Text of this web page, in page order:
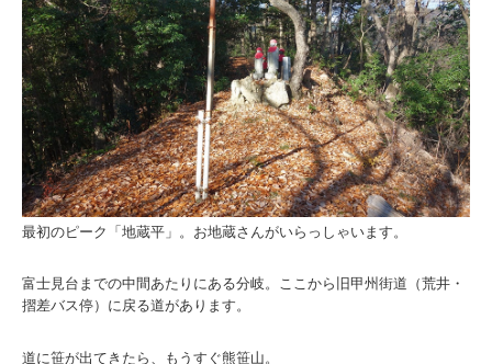
最初のピーク「地蔵平」。お地蔵さんがいらっしゃいます。
富士見台までの中間あたりにある分岐。ここから旧甲州街道（荒井・
摺差バス停）に戻る道があります。
道に笹が出てきたら、もうすぐ熊笹山。